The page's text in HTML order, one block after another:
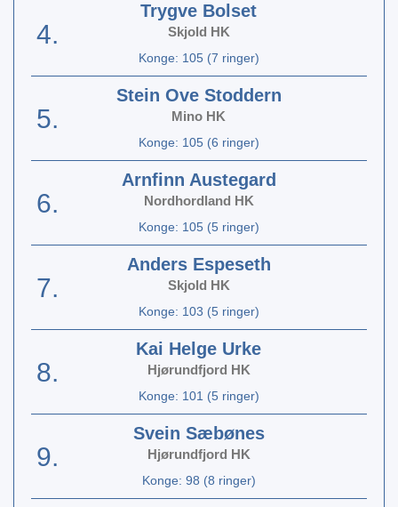
4.
Trygve Bolset
Skjold HK
Konge: 105 (7 ringer)
5.
Stein Ove Stoddern
Mino HK
Konge: 105 (6 ringer)
6.
Arnfinn Austegard
Nordhordland HK
Konge: 105 (5 ringer)
7.
Anders Espeseth
Skjold HK
Konge: 103 (5 ringer)
8.
Kai Helge Urke
Hjørundfjord HK
Konge: 101 (5 ringer)
9.
Svein Sæbønes
Hjørundfjord HK
Konge: 98 (8 ringer)